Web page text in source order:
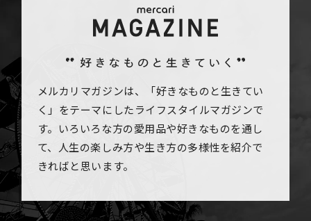
メルカリマガジンは、「好きなものと生きてい
く」をテーマにしたライフスタイルマガジンで
す。いろいろな方の愛用品や好きなものを通し
て、人生の楽しみ方や生き方の多様性を紹介で
きればと思います。